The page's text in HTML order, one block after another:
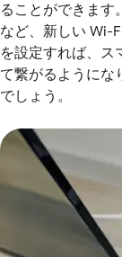
ることができます
など、新しい Wi-
を設定すれば、ス
て繋がるようにな
でしょう。